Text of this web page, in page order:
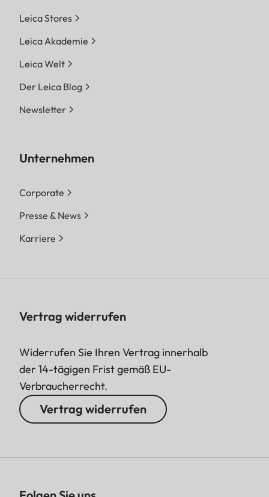
Leica Stores
Leica Akademie
Leica Welt
Der Leica Blog
Newsletter
Unternehmen
Corporate
Presse & News
Karriere
Vertrag widerrufen
Widerrufen Sie Ihren Vertrag innerhalb
der 14-tägigen Frist gemäß EU-
Verbraucherrecht.
Vertrag widerrufen